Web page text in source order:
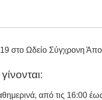
19 στο Ωδείο Σύγχρονη
από τις 16:00